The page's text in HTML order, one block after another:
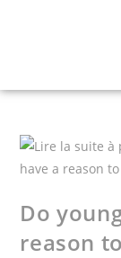
Do
reason